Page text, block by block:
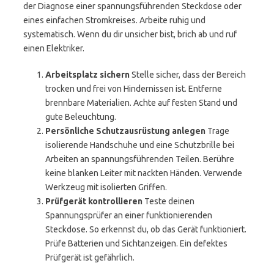
der Diagnose einer spannungsführenden Steckdose oder
eines einfachen Stromkreises. Arbeite ruhig und
systematisch. Wenn du dir unsicher bist, brich ab und ruf
einen Elektriker.
Arbeitsplatz sichernStelle sicher, dass der Bereich
trocken und frei von Hindernissen ist. Entferne
brennbare Materialien. Achte auf festen Stand und
gute Beleuchtung.
Persönliche Schutzausrüstung anlegen Trage
isolierende Handschuhe und eine Schutzbrille bei
Arbeiten an spannungsführenden Teilen. Berühre
keine blanken Leiter mit nackten Händen. Verwende
Werkzeug mit isolierten Griffen.
Prüfgerät kontrollieren Teste deinen
Spannungsprüfer an einer funktionierenden
Steckdose. So erkennst du, ob das Gerät funktioniert.
Prüfe Batterien und Sichtanzeigen. Ein defektes
Prüfgerät ist gefährlich.